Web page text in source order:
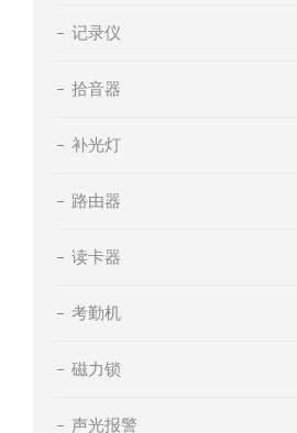
记录仪
拾音器
补光灯
路由器
读卡器
考勤机
磁力锁
声光报警